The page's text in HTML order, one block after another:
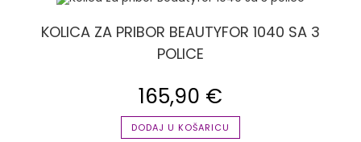
KOLICA ZA PRIBOR BEAUTYFOR 1040 SA 3
POLICE
165,90 €
DODAJ U KOŠARICU